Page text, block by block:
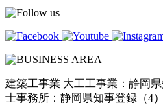
建築工事業 大工工事業：静岡
士事務所：静岡県知事登録（4